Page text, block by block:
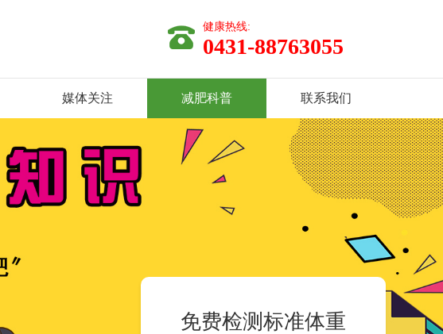
健康热线:
0431-88763055
媒体关注 减肥科普 联系我们
免费检测标准体重